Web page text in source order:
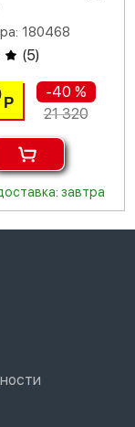
180468
(5)
Р
-40 %
21 320
завтра